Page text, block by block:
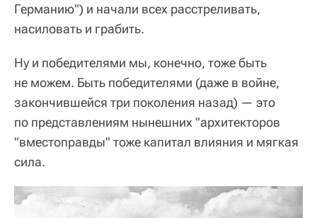
Германию") и начали всех расстреливать,
насиловать и грабить.
Ну и победителями мы, конечно, тоже быть
не можем. Быть победителями (даже в войне,
закончившейся три поколения назад) — это
по представлениям нынешних "архитекторов
"вместоправды" тоже капитал влияния и мягкая
сила.